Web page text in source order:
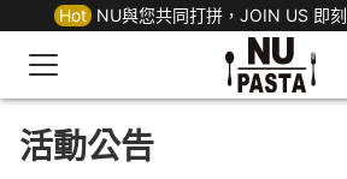
Hot NU與您共同打拼，JOIN US 即
活動公告